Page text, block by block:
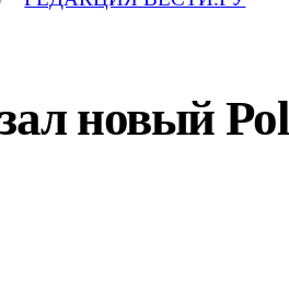
новый